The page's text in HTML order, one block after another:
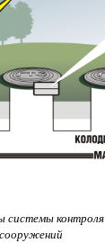
системы контроля
сооружений